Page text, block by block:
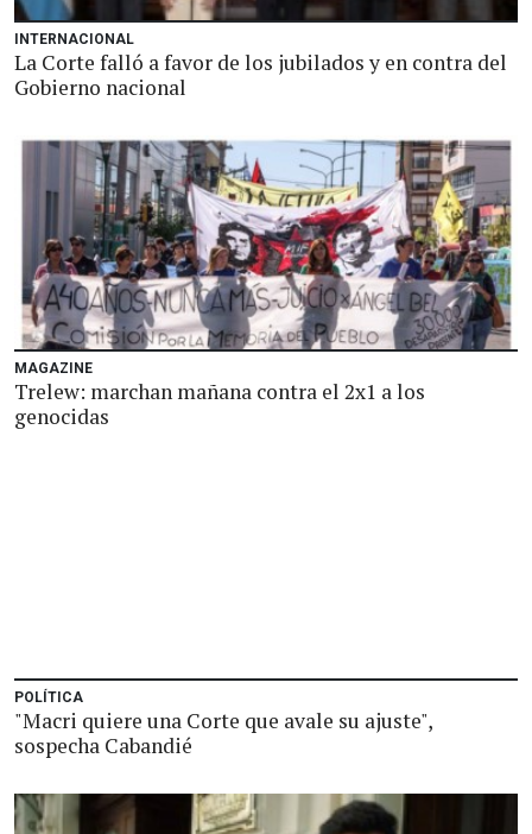
INTERNACIONAL
La Corte falló a favor de los jubilados y en contra del
Gobierno nacional
MAGAZINE
Trelew: marchan mañana contra el 2x1 a los
genocidas
POLÍTICA
"Macri quiere una Corte que avale su ajuste",
sospecha Cabandié